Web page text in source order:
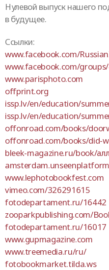
Нулевой выпуск нашего
в будущее.
Ссылки:
www.facebook.com/
www.facebook.com/
www.parisphoto.com
offprint.org
issp.lv/en/education/
issp.lv/en/education/
offonroad.com/books/
offonroad.com/books/did-
bleek-magazine.ru/book/
www.lephotobookfest.com
vimeo.com/326291615
fotodepartament.ru/16442
zooparkpublishing.com/
fotodepartament.ru/16017
www.gupmagazine.com
www.treemedia.ru/ru/
fotobookmarket.tilda.ws